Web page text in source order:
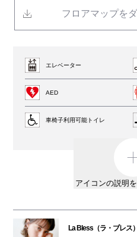
フロアマップを
エレベーター
AED
車椅子利用可能トイレ
アイコンの説明
La Bless（ラ・ブレス）